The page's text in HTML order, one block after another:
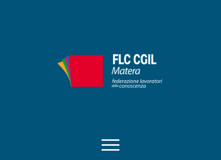
apri
menu